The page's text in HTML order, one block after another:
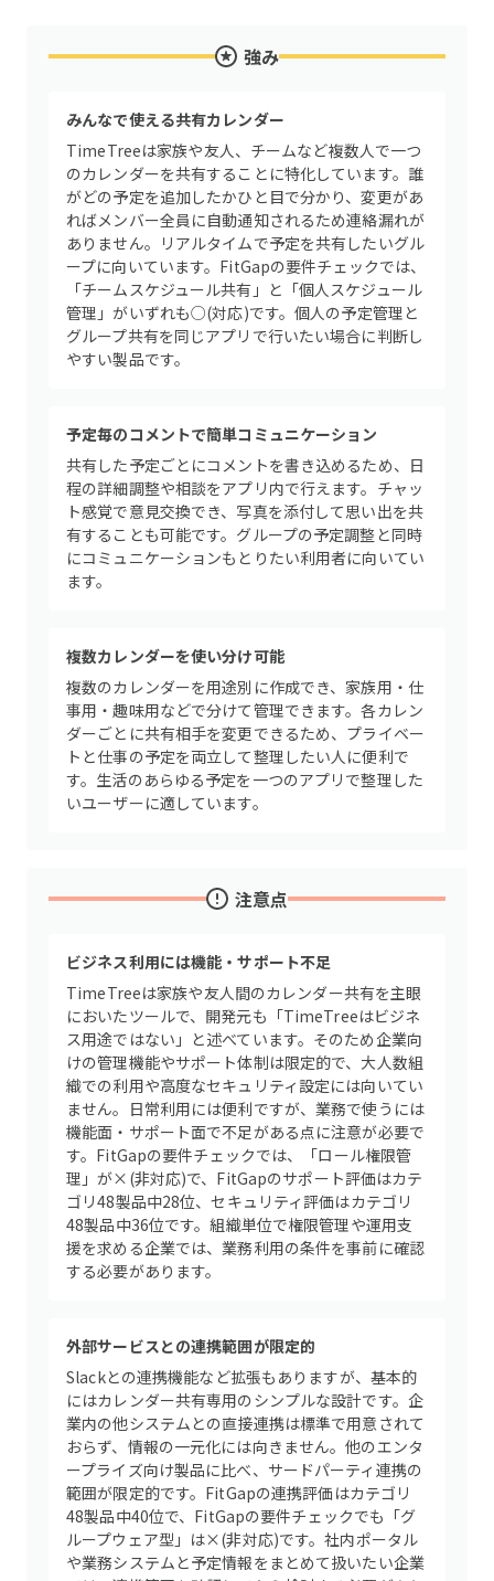
強み
みんなで使える共有カレンダー
TimeTreeは家族や友人、チームなど複数人で一つ
のカレンダーを共有することに特化しています。誰
がどの予定を追加したかひと目で分かり、変更があ
ればメンバー全員に自動通知されるため連絡漏れが
ありません。リアルタイムで予定を共有したいグル
ープに向いています。FitGapの要件チェックでは、
「チームスケジュール共有」と「個人スケジュール
管理」がいずれも○(対応)です。個人の予定管理と
グループ共有を同じアプリで行いたい場合に判断し
やすい製品です。
予定毎のコメントで簡単コミュニケーション
共有した予定ごとにコメントを書き込めるため、日
程の詳細調整や相談をアプリ内で行えます。チャッ
ト感覚で意見交換でき、写真を添付して思い出を共
有することも可能です。グループの予定調整と同時
にコミュニケーションもとりたい利用者に向いてい
ます。
複数カレンダーを使い分け可能
複数のカレンダーを用途別に作成でき、家族用・仕
事用・趣味用などで分けて管理できます。各カレン
ダーごとに共有相手を変更できるため、プライベー
トと仕事の予定を両立して整理したい人に便利で
す。生活のあらゆる予定を一つのアプリで整理した
いユーザーに適しています。
注意点
ビジネス利用には機能・サポート不足
TimeTreeは家族や友人間のカレンダー共有を主眼
においたツールで、開発元も「TimeTreeはビジネ
ス用途ではない」と述べています。そのため企業向
けの管理機能やサポート体制は限定的で、大人数組
織での利用や高度なセキュリティ設定には向いてい
ません。日常利用には便利ですが、業務で使うには
機能面・サポート面で不足がある点に注意が必要で
す。FitGapの要件チェックでは、「ロール権限管
理」が×(非対応)で、FitGapのサポート評価はカテ
ゴリ48製品中28位、セキュリティ評価はカテゴリ
48製品中36位です。組織単位で権限管理や運用支
援を求める企業では、業務利用の条件を事前に確認
する必要があります。
外部サービスとの連携範囲が限定的
Slackとの連携機能など拡張もありますが、基本的
にはカレンダー共有専用のシンプルな設計です。企
業内の他システムとの直接連携は標準で用意されて
おらず、情報の一元化には向きません。他のエンタ
ープライズ向け製品に比べ、サードパーティ連携の
範囲が限定的です。FitGapの連携評価はカテゴリ
48製品中40位で、FitGapの要件チェックでも「グ
ループウェア型」は×(非対応)です。社内ポータル
や業務システムと予定情報をまとめて扱いたい企業